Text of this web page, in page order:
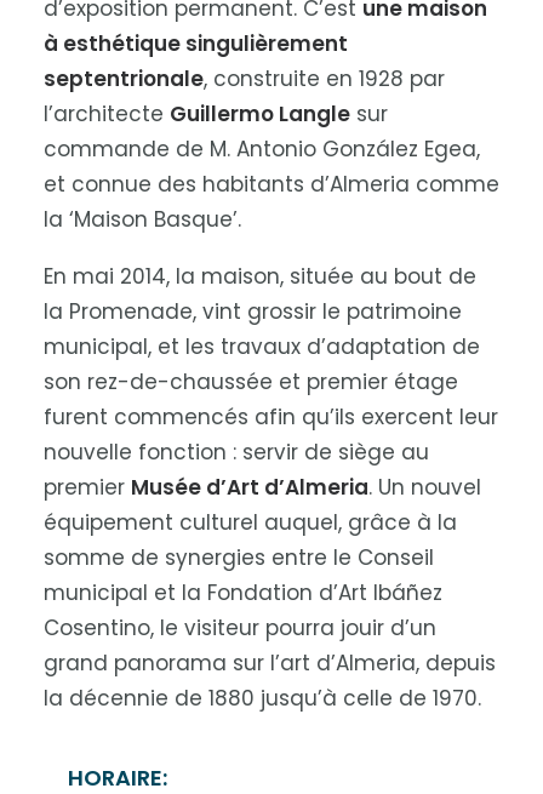
d’exposition permanent. C’est une maison
à esthétique singulièrement
septentrionale, construite en 1928 par
l’architecte Guillermo Langle sur
commande de M. Antonio González Egea,
et connue des habitants d’Almeria comme
la ‘Maison Basque’.
En mai 2014, la maison, située au bout de
la Promenade, vint grossir le patrimoine
municipal, et les travaux d’adaptation de
son rez-de-chaussée et premier étage
furent commencés afin qu’ils exercent leur
nouvelle fonction : servir de siège au
premier Musée d’Art d’Almeria. Un nouvel
équipement culturel auquel, grâce à la
somme de synergies entre le Conseil
municipal et la Fondation d’Art Ibáñez
Cosentino, le visiteur pourra jouir d’un
grand panorama sur l’art d’Almeria, depuis
la décennie de 1880 jusqu’à celle de 1970.
HORAIRE: